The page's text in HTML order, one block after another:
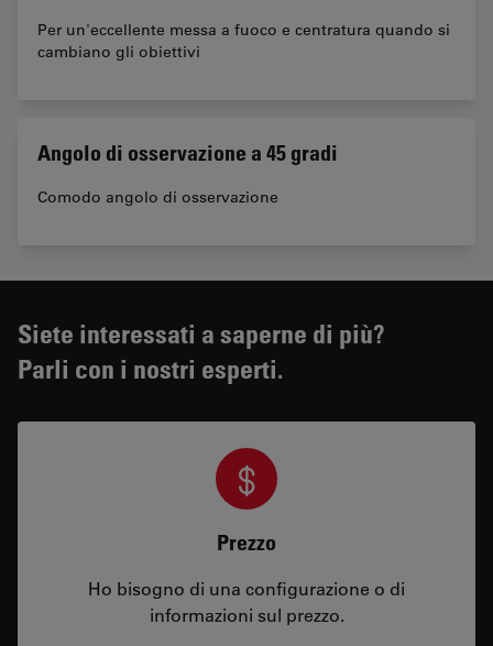
Per un'eccellente messa a fuoco e centratura quando si
cambiano gli obiettivi
Angolo di osservazione a 45 gradi
Comodo angolo di osservazione
Siete interessati a saperne di più?
Parli con i nostri esperti.
Prezzo
Ho bisogno di una configurazione o di
informazioni sul prezzo.